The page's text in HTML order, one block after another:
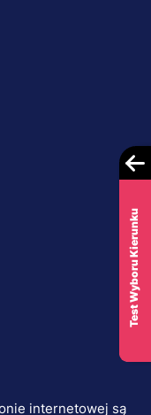
internetowej są
Test Wyboru Kierunku